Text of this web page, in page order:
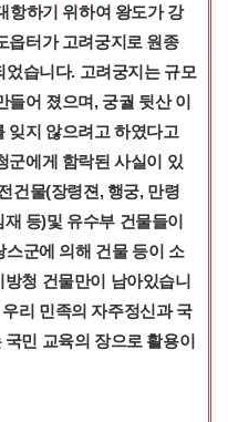
항하기 위하여 왕도가 강
읍터가 고려궁지로 원종
습니다. 고려궁지는 규모
들어 졌으며, 궁궐 뒷산 이
잊지 않으려고 하였다고
군에게 함락된 사실이 있
건물(장령젼, 행궁, 만령
등)및 유수부 건물들이
스군에 의해 건물 등이 소
청 건물만이 남아있습니
리 민족의 자주정신과 국
민 교육의 장으로 활용이